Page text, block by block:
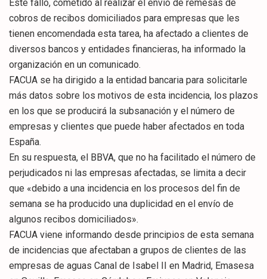
Este fallo, cometido al realizar el envío de remesas de
cobros de recibos domiciliados para empresas que les
tienen encomendada esta tarea, ha afectado a clientes de
diversos bancos y entidades financieras, ha informado la
organización en un comunicado.
FACUA se ha dirigido a la entidad bancaria para solicitarle
más datos sobre los motivos de esta incidencia, los plazos
en los que se producirá la subsanación y el número de
empresas y clientes que puede haber afectados en toda
España.
En su respuesta, el BBVA, que no ha facilitado el número de
perjudicados ni las empresas afectadas, se limita a decir
que «debido a una incidencia en los procesos del fin de
semana se ha producido una duplicidad en el envío de
algunos recibos domiciliados».
FACUA viene informando desde principios de esta semana
de incidencias que afectaban a grupos de clientes de las
empresas de aguas Canal de Isabel II en Madrid, Emasesa